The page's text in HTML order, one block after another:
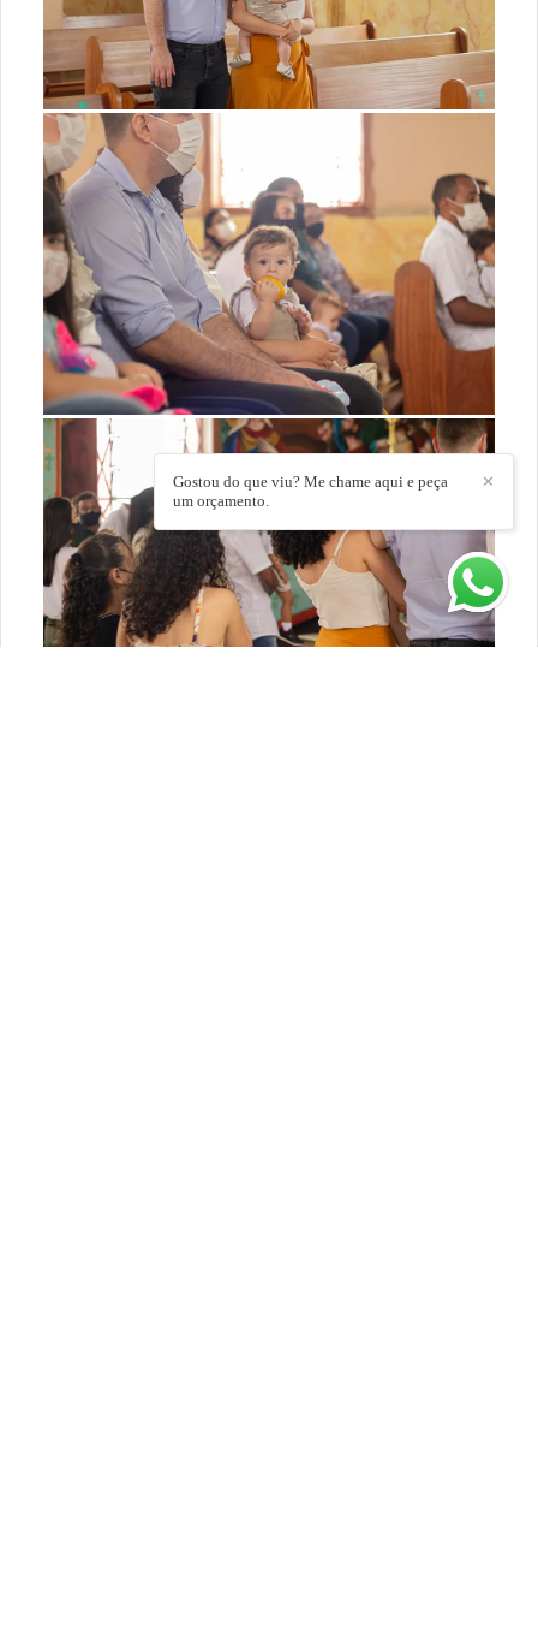
✕
Gostou do que viu? Me chame aqui e peça
um orçamento.